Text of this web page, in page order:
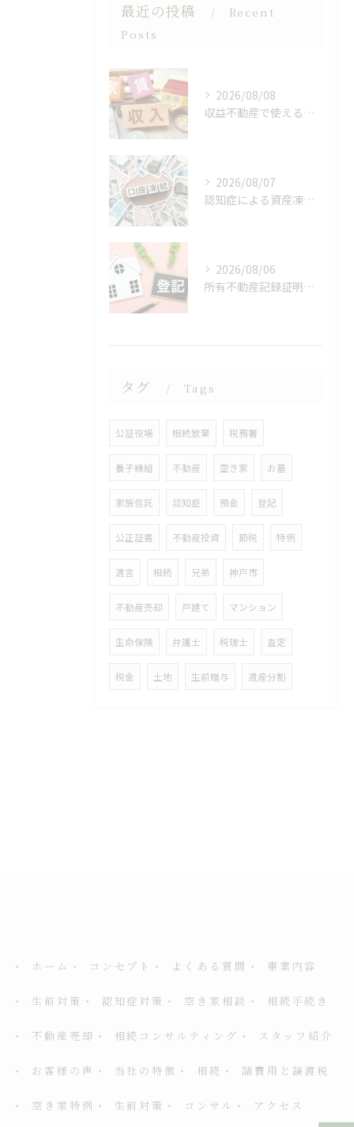
最近の投稿
Recent
Posts
2026/08/08
収益不動産で使える相続対策
2026/08/07
認知症による資産凍結（デッドロック）
2026/08/06
所有不動産記録証明制度
タグ Tags
公証役場 相続放棄 税務署
養子縁組 不動産 空き家 お墓
家族信託 認知症 預金 登記
公正証書 不動産投資 節税 特例
遺言 相続 兄弟 神戸市
不動産売却 戸建て マンション
生命保険 弁護士 税理士 査定
税金 土地 生前贈与 遺産分割
ホーム コンセプト よくある質問 事業内容
生前対策 認知症対策 空き家相談 相続手続き
不動産売却 相続コンサルティング スタッフ紹介
お客様の声 当社の特徴 相続 諸費用と譲渡税
空き家特例 生前対策 コンサル アクセス